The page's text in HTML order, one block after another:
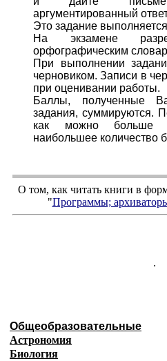
аргументированный
Это задание
На экзамене
орфографическим
При выполнении
черновиком. Записи в
при оценивании работы.
Баллы, полученные
задания, суммируются.
как можно больше
наибольшее количество
О том, как читать книги в
"Программы;
.
Общеобразовательные
Астрономия
Биология